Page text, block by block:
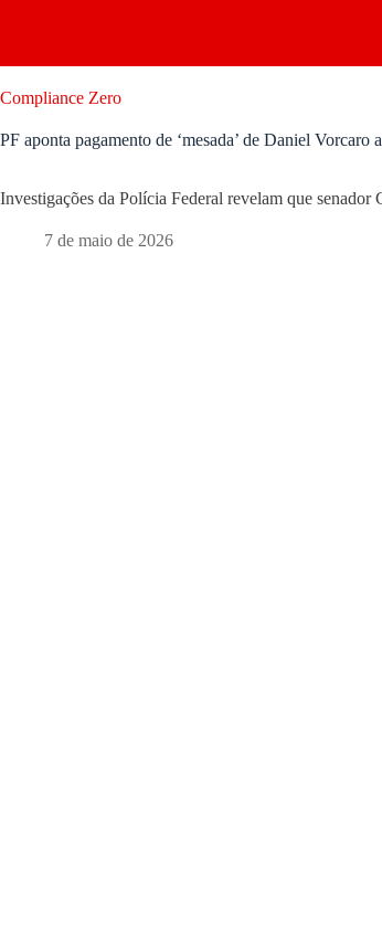
Compliance Zero
PF aponta pagamento de ‘mesada’ de Daniel Vorcaro
Investigações da Polícia Federal revelam que
7 de maio de 2026